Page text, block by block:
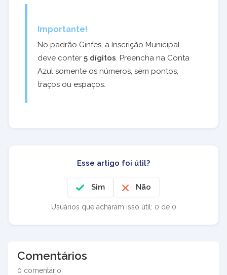
Importante!
No padrão Ginfes, a Inscrição Municipal
deve conter 5 dígitos. Preencha na Conta
Azul somente os números, sem pontos,
traços ou espaços.
Esse artigo foi útil?
Sim Não
Usuários que acharam isso útil: 0 de 0
Comentários
0 comentário